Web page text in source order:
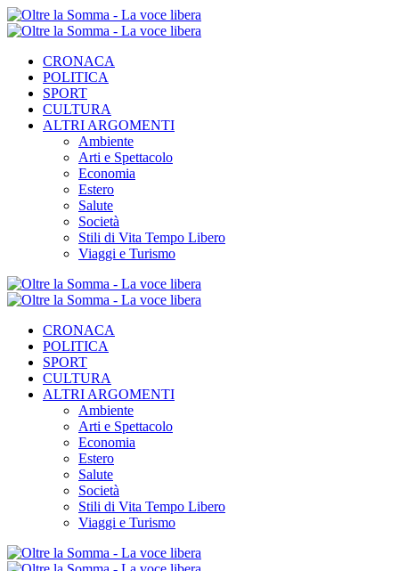
CRONACA
POLITICA
SPORT
CULTURA
ALTRI ARGOMENTI
Ambiente
Arti e Spettacolo
Economia
Estero
Salute
Società
Stili di Vita Tempo Libero
Viaggi e Turismo
CRONACA
POLITICA
SPORT
CULTURA
ALTRI ARGOMENTI
Ambiente
Arti e Spettacolo
Economia
Estero
Salute
Società
Stili di Vita Tempo Libero
Viaggi e Turismo